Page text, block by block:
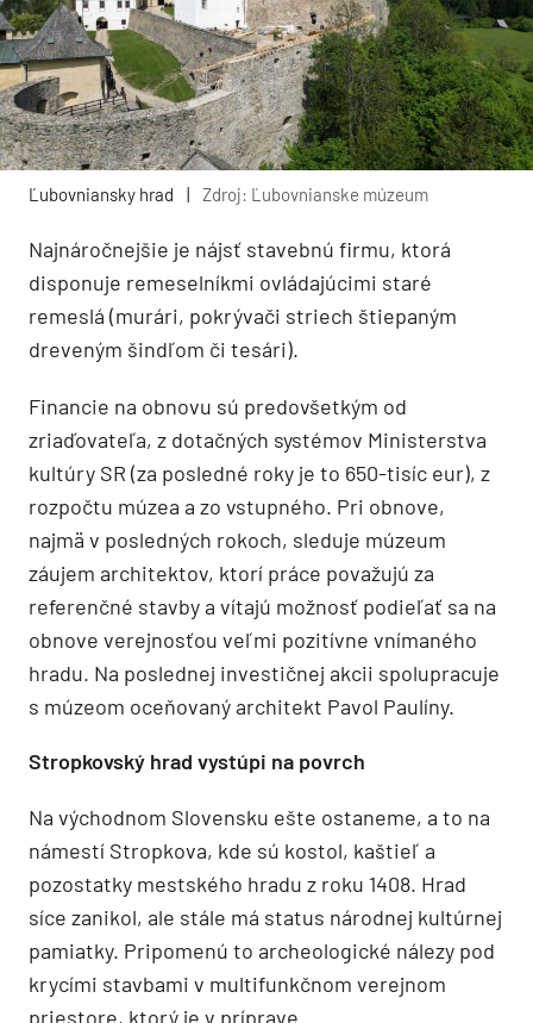
Ľubovniansky hrad | Zdroj: Ľubovnianske múzeum
Najnáročnejšie je nájsť stavebnú firmu, ktorá
disponuje remeselníkmi ovládajúcimi staré
remeslá (murári, pokrývači striech štiepaným
dreveným šindľom či tesári).
Financie na obnovu sú predovšetkým od
zriaďovateľa, z dotačných systémov Ministerstva
kultúry SR (za posledné roky je to 650-tisíc eur), z
rozpočtu múzea a zo vstupného. Pri obnove,
najmä v posledných rokoch, sleduje múzeum
záujem architektov, ktorí práce považujú za
referenčné stavby a vítajú možnosť podieľať sa na
obnove verejnosťou veľmi pozitívne vnímaného
hradu. Na poslednej investičnej akcii spolupracuje
s múzeom oceňovaný architekt Pavol Paulíny.
Stropkovský hrad vystúpi na povrch
Na východnom Slovensku ešte ostaneme, a to na
námestí Stropkova, kde sú kostol, kaštieľ a
pozostatky mestského hradu z roku 1408. Hrad
síce zanikol, ale stále má status národnej kultúrnej
pamiatky. Pripomenú to archeologické nálezy pod
krycími stavbami v multifunkčnom verejnom
priestore, ktorý je v príprave.